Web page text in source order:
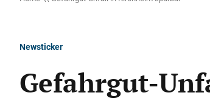
Newsticker
Gefahrgut-